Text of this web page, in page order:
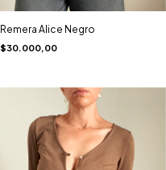
Remera Alice Negro
$30.000,00